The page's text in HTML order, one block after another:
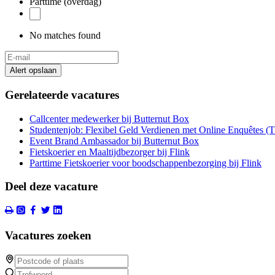
No matches found
Alert opslaan
Gerelateerde vacatures
Callcenter medewerker bij Butternut Box
Studentenjob: Flexibel Geld Verdienen met Online Enquêtes
Event Brand Ambassador bij Butternut Box
Fietskoerier en Maaltijdbezorger bij Flink
Parttime Fietskoerier voor boodschappenbezorging bij Flink
Deel deze vacature
Vacatures zoeken